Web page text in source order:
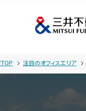
注目のオフィスエリア